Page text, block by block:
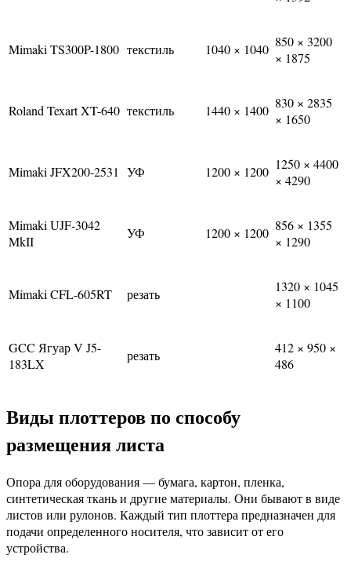
Mimaki TS300P-1800 текстиль 1040 × 1040 850 × 3200
× 1875
Roland Texart XT-640 текстиль 1440 × 1400 830 × 2835
× 1650
Mimaki JFX200-2531 УФ 1200 × 1200 1250 × 4400
× 4290
Mimaki UJF-3042
MkII
УФ 1200 × 1200 856 × 1355
× 1290
Mimaki CFL-605RT резать
1320 × 1045
× 1100
GCC Ягуар V J5-
183LX
резать
412 × 950 ×
486
Виды плоттеров по способу
размещения листа
Опора для оборудования — бумага, картон, пленка,
синтетическая ткань и другие материалы. Они бывают в виде
листов или рулонов. Каждый тип плоттера предназначен для
подачи определенного носителя, что зависит от его
устройства.